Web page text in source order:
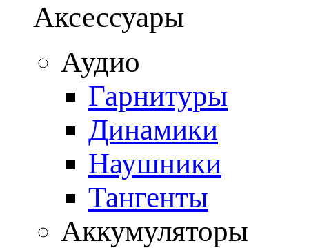
Аксессуары
Аудио
Гарнитуры
Динамики
Наушники
Тангенты
Аккумуляторы